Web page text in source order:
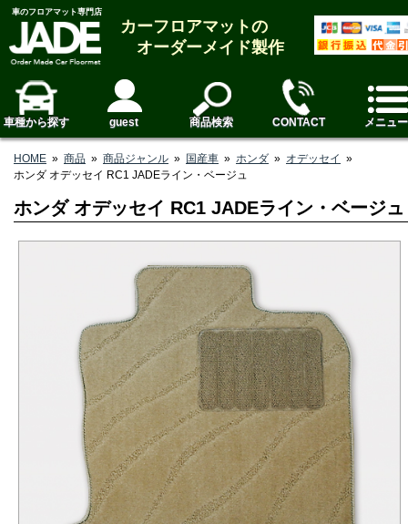
車のフロアマット専門店
カーフロアマットの
オーダーメイド製作
車種から探す guest 商品検索 CONTACT メニュー
HOME » 商品 » 商品ジャンル » 国産車 » ホンダ » オデッセイ »
ホンダ オデッセイ RC1 JADEライン・ベージュ
ホンダ オデッセイ RC1 JADEライン・ベージュ